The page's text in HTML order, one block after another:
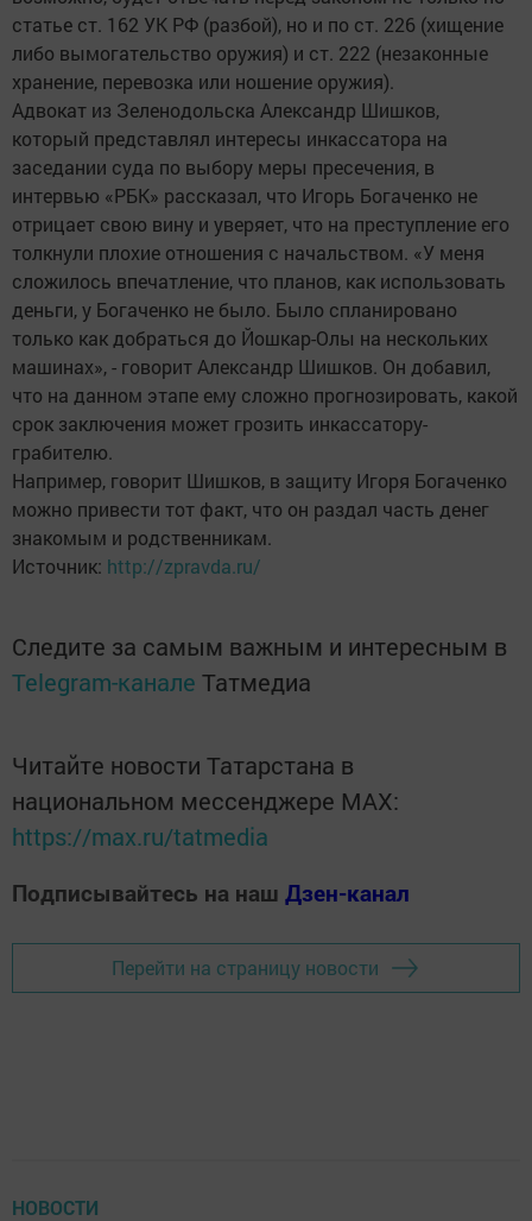
статье ст. 162 УК РФ (разбой), но и по ст. 226 (хищение
либо вымогательство оружия) и ст. 222 (незаконные
хранение, перевозка или ношение оружия).
Адвокат из Зеленодольска Александр Шишков,
который представлял интересы инкассатора на
заседании суда по выбору меры пресечения, в
интервью «РБК» рассказал, что Игорь Богаченко не
отрицает свою вину и уверяет, что на преступление его
толкнули плохие отношения с начальством. «У меня
сложилось впечатление, что планов, как использовать
деньги, у Богаченко не было. Было спланировано
только как добраться до Йошкар-Олы на нескольких
машинах», - говорит Александр Шишков. Он добавил,
что на данном этапе ему сложно прогнозировать, какой
срок заключения может грозить инкассатору-
грабителю.
Например, говорит Шишков, в защиту Игоря Богаченко
можно привести тот факт, что он раздал часть денег
знакомым и родственникам.
Источник: http://zpravda.ru/
Следите за самым важным и интересным в
Telegram-канале Татмедиа
Читайте новости Татарстана в
национальном мессенджере MАХ:
https://max.ru/tatmedia
Подписывайтесь на наш Дзен-канал
Перейти на страницу новости
НОВОСТИ